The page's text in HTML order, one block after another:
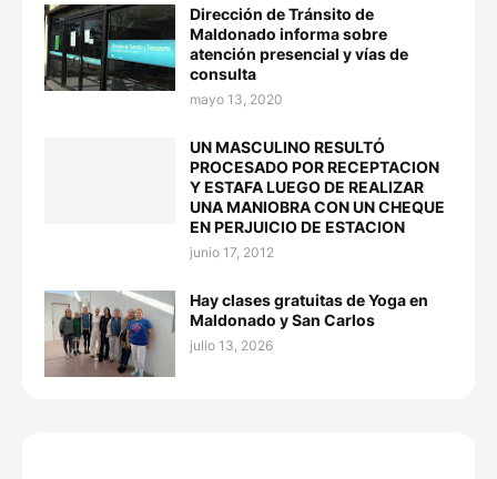
Dirección de Tránsito de
Maldonado informa sobre
atención presencial y vías de
consulta
mayo 13, 2020
UN MASCULINO RESULTÓ
PROCESADO POR RECEPTACION
Y ESTAFA LUEGO DE REALIZAR
UNA MANIOBRA CON UN CHEQUE
EN PERJUICIO DE ESTACION
junio 17, 2012
Hay clases gratuitas de Yoga en
Maldonado y San Carlos
julio 13, 2026